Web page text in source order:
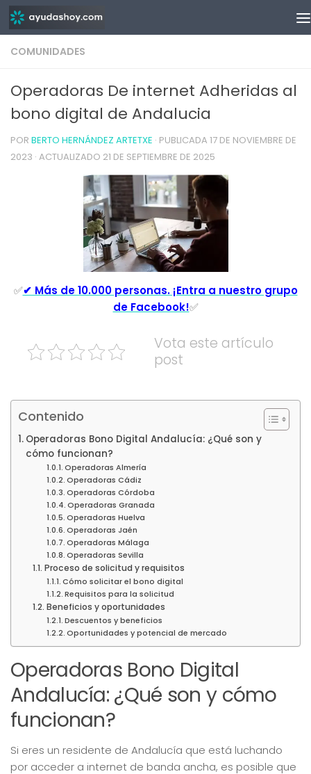
Saltar al contenido
COMUNIDADES
Operadoras De internet Adheridas al
bono digital de Andalucia
POR BERTO HERNÁNDEZ ARTETXE · PUBLICADA 17 DE NOVIEMBRE DE
2023 · ACTUALIZADO 21 DE SEPTIEMBRE DE 2025
✅✔ Más de 10.000 personas. ¡Entra a nuestro grupo
de Facebook!✅
Vota este artículo
post
Contenido
Operadoras Bono Digital Andalucía: ¿Qué son y
cómo funcionan?
Operadoras Almería
Operadoras Cádiz
Operadoras Córdoba
Operadoras Granada
Operadoras Huelva
Operadoras Jaén
Operadoras Málaga
Operadoras Sevilla
Proceso de solicitud y requisitos
Cómo solicitar el bono digital
Requisitos para la solicitud
Beneficios y oportunidades
Descuentos y beneficios
Oportunidades y potencial de mercado
Operadoras Bono Digital
Andalucía: ¿Qué son y cómo
funcionan?
Si eres un residente de Andalucía que está luchando
por acceder a internet de banda ancha, es posible que